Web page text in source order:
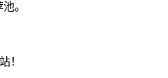
。
！